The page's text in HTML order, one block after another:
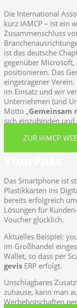
Die International
kurz IAMCP – ist ein
Zusammenschluss
ist das deutsche
gegenüber
positionieren. Das
eingetragener
im Einsatz und wir
Unternehmen (und
Motto „Gemeinsam
sich einzubinden und
ZUR IAMCP
Das Smartphone ist
Plastikkarten ins
bereits erfolgreich
Lösungen für
Voucher glücklich.
Aktuelles Beispiel:
im Großhandel
Wallet, so dass per
gevis ERP erfolgt.
Unschlagbares
zuhause, kann man
Werbebotschaften